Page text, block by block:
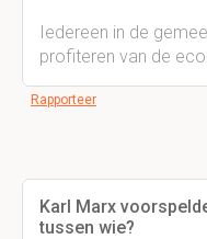
Iedereen in de
profiteren van de
Rapporteer
Karl Marx
tussen wie?